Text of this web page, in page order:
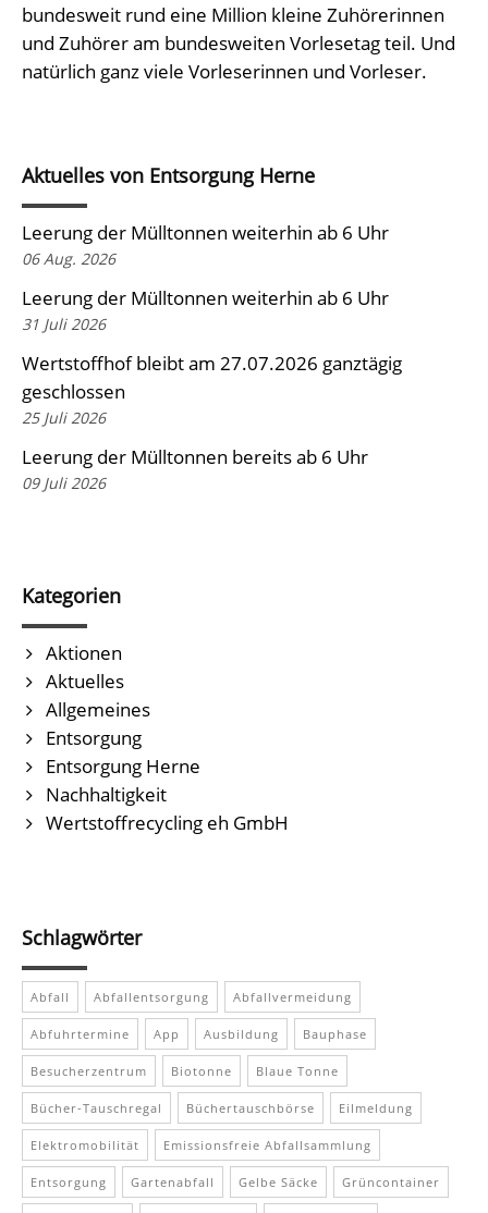
bundesweit rund eine Million kleine Zuhörerinnen
und Zuhörer am bundesweiten Vorlesetag teil. Und
natürlich ganz viele Vorleserinnen und Vorleser.
Aktuelles von Entsorgung Herne
Leerung der Mülltonnen weiterhin ab 6 Uhr
06 Aug. 2026
Leerung der Mülltonnen weiterhin ab 6 Uhr
31 Juli 2026
Wertstoffhof bleibt am 27.07.2026 ganztägig
geschlossen
25 Juli 2026
Leerung der Mülltonnen bereits ab 6 Uhr
09 Juli 2026
Kategorien
Aktionen
Aktuelles
Allgemeines
Entsorgung
Entsorgung Herne
Nachhaltigkeit
Wertstoffrecycling eh GmbH
Schlagwörter
Abfall Abfallentsorgung Abfallvermeidung
Abfuhrtermine App Ausbildung Bauphase
Besucherzentrum Biotonne Blaue Tonne
Bücher-Tauschregal Büchertauschbörse Eilmeldung
Elektromobilität Emissionsfreie Abfallsammlung
Entsorgung Gartenabfall Gelbe Säcke Grüncontainer